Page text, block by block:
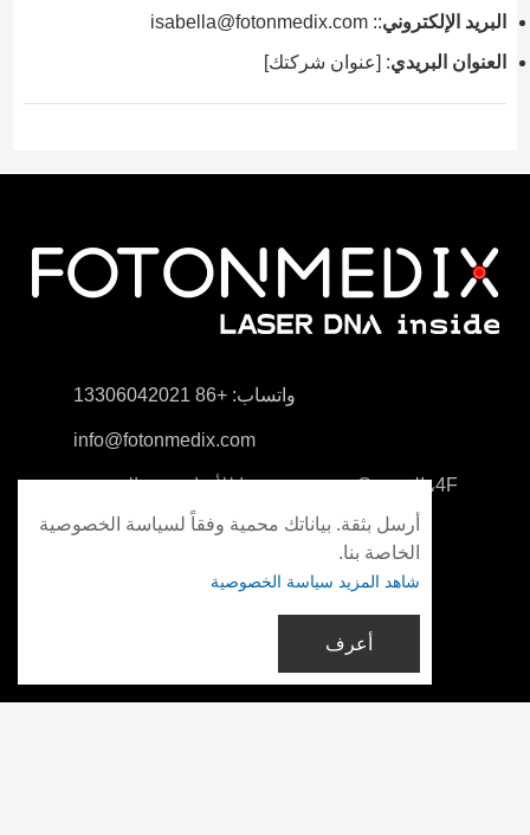
البريد الإلكتروني::
isabella@fotonmedix.com
العنوان البريدي: [عنوان شركتك]
واتساب: +86 13306042021
info@fotonmedix.com
4F، المبنى C، معهد تسينغهوا للأبحاث عبر المضيق،
شيامن، فوجيان، الصين
أرسل بثقة. بياناتك محمية وفقاً لسياسة الخصوصية
الخاصة بنا.
شاهد المزيد سياسة الخصوصية
أعرف